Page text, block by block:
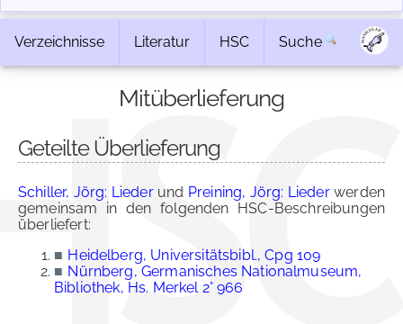
Verzeichnisse Literatur HSC Suche
Mitüberlieferung
Geteilte Überlieferung
Schiller, Jörg: Liederund Preining, Jörg: Liederwerden
gemeinsam in den folgenden HSC-Beschreibungen
überliefert:
■ Heidelberg, Universitätsbibl., Cpg 109
■ Nürnberg, Germanisches Nationalmuseum,
Bibliothek, Hs. Merkel 2° 966